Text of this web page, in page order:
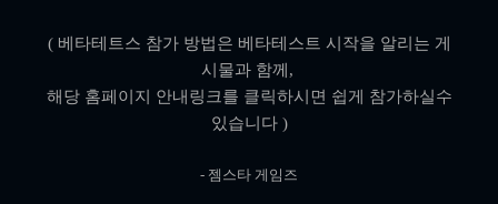
( 베타테트스 참가 방법은 베타테스트 시작을 알리는 게
시물과 함께,
해당 홈페이지
안내링크를 클릭하시면 쉽게 참가하실수
있습니다 )
- 젬스타 게임즈